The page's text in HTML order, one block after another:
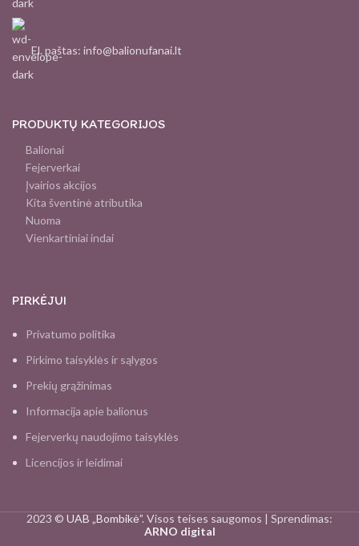
El. paštas: info@balionufanai.lt
PRODUKTŲ KATEGORIJOS
Balionai
Fejerverkai
Įvairios akcijos
Kita šventinė atributika
Nuoma
Vienkartiniai indai
PIRKĖJUI
Privatumo politika
Pirkimo taisyklės ir sąlygos
Prekių grąžinimas
Informacija apie balionus
Fejerverkų naudojimo taisyklės
Licencijos ir leidimai
2023 © UAB „Bombikė”. Visos teises saugomos | Sprendimas:
ARNO digital